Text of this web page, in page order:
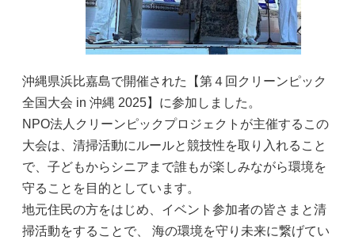
沖縄県浜比嘉島で開催された【第４回クリーンピック
全国大会 in 沖縄 2025】に参加しました。
NPO法人クリーンピックプロジェクトが主催するこの
大会は、清掃活動にルールと競技性を取り入れること
で、子どもからシニアまで誰もが楽しみながら環境を
守ることを目的としています。
地元住民の方をはじめ、イベント参加者の皆さまと清
掃活動をすることで、 海の環境を守り未来に繋げてい